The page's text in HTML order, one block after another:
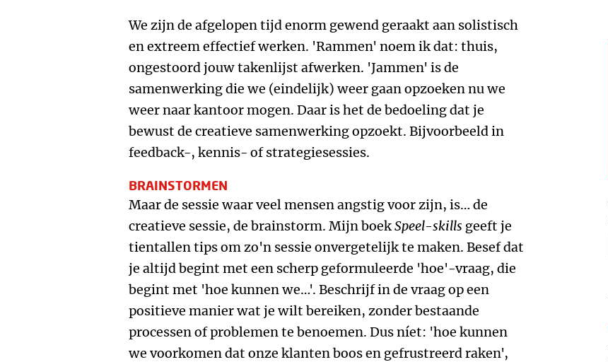
We zijn de afgelopen tijd enorm gewend geraakt aan solistisch
en extreem effectief werken. 'Rammen' noem ik dat: thuis,
ongestoord jouw takenlijst afwerken. 'Jammen' is de
samenwerking die we (eindelijk) weer gaan opzoeken nu we
weer naar kantoor mogen. Daar is het de bedoeling dat je
bewust de creatieve samenwerking opzoekt. Bijvoorbeeld in
feedback-, kennis- of strategiesessies.
BRAINSTORMEN
Maar de sessie waar veel mensen angstig voor zijn, is… de
creatieve sessie, de brainstorm. Mijn boekSpeel-skills geeft je
tientallen tips om zo'n sessie onvergetelijk te maken. Besef dat
je altijd begint met een scherp geformuleerde 'hoe'-vraag, die
begint met 'hoe kunnen we…'. Beschrijf in de vraag op een
positieve manier wat je wilt bereiken, zonder bestaande
processen of problemen te benoemen. Dus níet: 'hoe kunnen
we voorkomen dat onze klanten boos en gefrustreerd raken',